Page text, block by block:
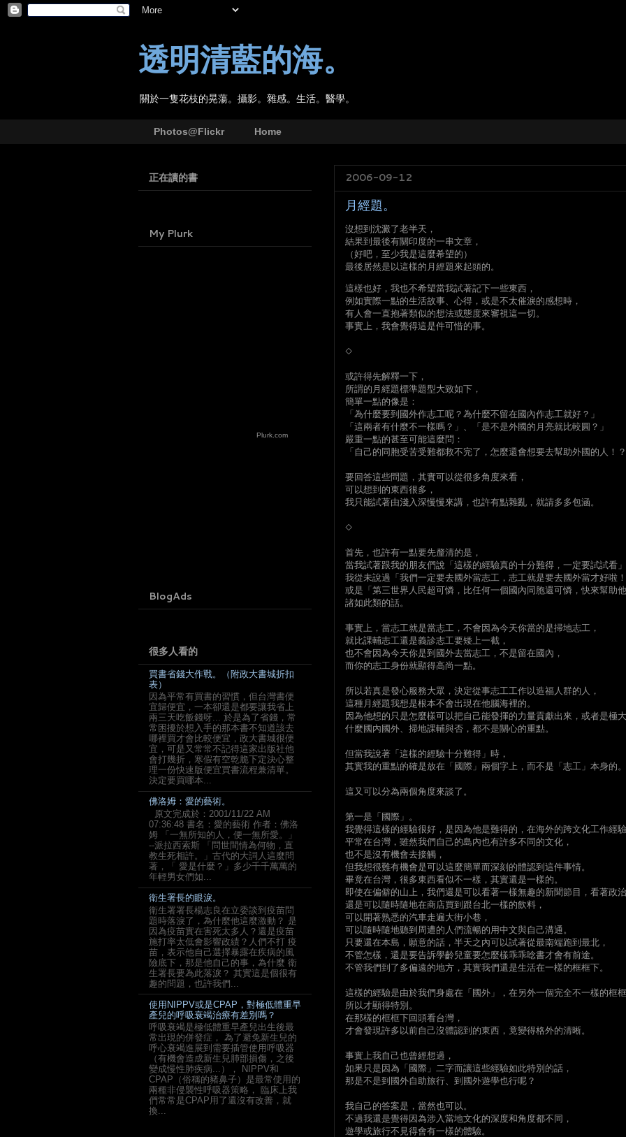
透明清藍的海。
關於一隻花枝的晃蕩。攝影。雜感。生活。醫學。
Photos@Flickr Home
2006-09-12
月經題。
沒想到沈澱了老半天，
結果到最後有關印度的一串文章，
（好吧，至少我是這麼希望的）
最後居然是以這樣的月經題來起頭的。
這樣也好，我也不希望當我試著記下一些東西，
例如實際一點的生活故事、心得，或是不太催淚的感想時，
有人會一直抱著類似的想法或態度來審視這一切。
事實上，我會覺得這是件可惜的事。
◇
或許得先解釋一下，
所謂的月經題標準題型大致如下，
簡單一點的像是：
「為什麼要到國外作志工呢？為什麼不留在國內作志工就好？」
「這兩者有什麼不一樣嗎？」、「是不是外國的月亮就比較圓？」
嚴重一點的甚至可能這麼問：
「自己的同胞受苦受難都救不完了，怎麼還會想要去幫助外國的人！？
要回答這些問題，其實可以從很多角度來看，
可以想到的東西很多，
我只能試著由淺入深慢慢來講，也許有點雜亂，就請多多包涵。
◇
首先，也許有一點要先釐清的是，
當我試著跟我的朋友們說「這樣的經驗真的十分難得，一定要試試看」
我從未說過「我們一定要去國外當志工，志工就是要去國外當才好啦！
或是「第三世界人民超可憐，比任何一個國內同胞還可憐，快來幫助他
諸如此類的話。
事實上，當志工就是當志工，不會因為今天你當的是掃地志工，
就比課輔志工還是義診志工要矮上一截，
也不會因為今天你是到國外去當志工，不是留在國內，
而你的志工身份就顯得高尚一點。
所以若真是發心服務大眾，決定從事志工工作以造福人群的人，
這種月經題我想是根本不會出現在他腦海裡的。
因為他想的只是怎麼樣可以把自己能發揮的力量貢獻出來，或者是極大
什麼國內國外、掃地課輔與否，都不是關心的重點。
但當我說著「這樣的經驗十分難得」時，
其實我的重點的確是放在「國際」兩個字上，而不是「志工」本身的。
這又可以分為兩個角度來談了。
第一是「國際」。
我覺得這樣的經驗很好，是因為他是難得的，在海外的跨文化工作經驗
平常在台灣，雖然我們自己的島內也有許多不同的文化，
也不是沒有機會去接觸，
但我想很難有機會是可以這麼簡單而深刻的體認到這件事情。
畢竟在台灣，很多東西看似不一樣，其實還是一樣的。
即使在偏僻的山上，我們還是可以看著一樣無趣的新聞節目，看著政治
還是可以隨時隨地在商店買到跟台北一樣的飲料，
可以開著熟悉的汽車走遍大街小巷，
可以隨時隨地聽到周遭的人們流暢的用中文與自己溝通。
只要還在本島，願意的話，半天之內可以試著從最南端跑到最北，
不管怎樣，還是要告訴學齡兒童要怎麼樣乖乖唸書才會有前途。
不管我們到了多偏遠的地方，其實我們還是生活在一樣的框框下。
這樣的經驗是由於我們身處在「國外」，在另外一個完全不一樣的框框
所以才顯得特別。
在那樣的框框下回頭看台灣，
才會發現許多以前自己沒體認到的東西，竟變得格外的清晰。
事實上我自己也曾經想過，
如果只是因為「國際」二字而讓這些經驗如此特別的話，
那是不是到國外自助旅行、到國外遊學也行呢？
我自己的答案是，當然也可以。
不過我還是覺得因為涉入當地文化的深度和角度都不同，
遊學或旅行不見得會有一樣的體驗。
正在讀的書
My Plurk
Plurk.com
BlogAds
很多人看的
買書省錢大作戰。（附政大書城折扣
表）
因為平常有買書的習慣，但台灣書便
宜歸便宜，一本卻還是都要讓我省上
兩三天吃飯錢呀... 於是為了省錢，常
常困擾於想入手的那本書不知道該去
哪裡買才會比較便宜，政大書城很便
宜，可是又常常不記得這家出版社他
會打幾折，寒假有空乾脆下定決心整
理一份快速版便宜買書流程兼清單。
決定要買哪本...
佛洛姆：愛的藝術。
原文完成於：2001/11/22 AM
07:36:48 書名：愛的藝術 作者：佛洛
姆 「一無所知的人，便一無所愛。」
--派拉西索斯 「問世間情為何物，直
教生死相許。」古代的大詞人這麼問
著，「 愛是什麼？」多少千千萬萬的
年輕男女們如...
衛生署長的眼淚。
衛生署署長楊志良在立委談到疫苗問
題時落淚了，為什麼他這麼激動？ 是
因為疫苗實在害死太多人？還是疫苗
施打率太低會影響政績？人們不打 疫
苗，表示他自己選擇暴露在疾病的風
險底下，那是他自己的事，為什麼 衛
生署長要為此落淚？ 其實這是個很有
趣的問題，也許我們...
使用NIPPV或是CPAP，對極低體重早
產兒的呼吸衰竭治療有差別嗎？
呼吸衰竭是極低體重早產兒出生後最
常出現的併發症， 為了避免新生兒的
呼心衰竭進展到需要插管使用呼吸器
（有機會造成新生兒肺部損傷，之後
變成慢性肺疾病...）， NIPPV和
CPAP（俗稱的豬鼻子）是最常使用的
兩種非侵襲性呼吸器策略， 臨床上我
們常常是CPAP用了還沒有改善，就
換...